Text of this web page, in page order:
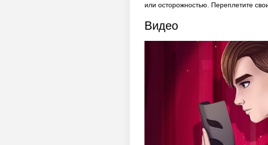
или осторожностью. Переплетите
Видео